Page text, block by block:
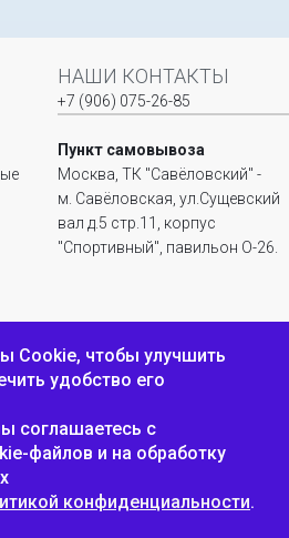
НАШИ КОНТАКТЫ
+7 (906) 075-26-85
Пункт самовывоза
Москва, ТК "Савёловский" -
м. Савёловская, ул.Сущевский
вал д.5 стр.11, корпус
"Спортивный", павильон О-26.
ОБРАТНАЯ СВЯЗЬ
Пожаловаться
Сookie, чтобы улучшить
удобство его
соглашаетесь с
файлов и на обработку
конфиденциальности.